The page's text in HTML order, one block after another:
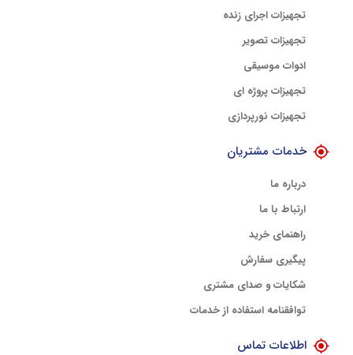
تجهیزات اجرای زنده
تجهیزات تصویر
ادوات موسیقی
تجهیزات پروژه ای
تجهیزات نورپردازی
خدمات مشتریان
درباره ما
ارتباط با ما
راهنمای خرید
پیگیری سفارش
شکایات و صدای مشتری
توافقنامه استفاده از خدمات
اطلاعات تماس